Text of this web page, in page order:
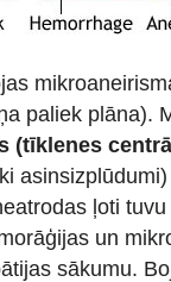
paliek plāna).
(tīklenes
ļoti
un
sākumu.